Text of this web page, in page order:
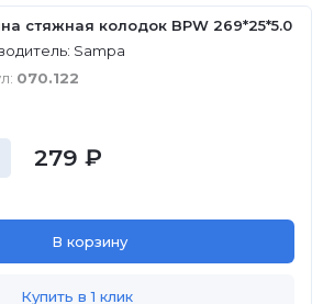
стяжная колодок BPW 269*25*5.0
Sampa
070.122
279 ₽
В корзину
Купить в 1 клик